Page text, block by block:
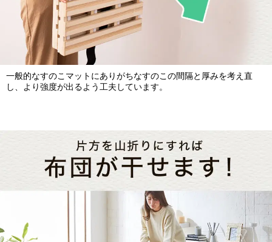
一般的なすのこマットにありがちなすのこの間隔と厚みを考え直
し、より強度が出るよう工夫しています。